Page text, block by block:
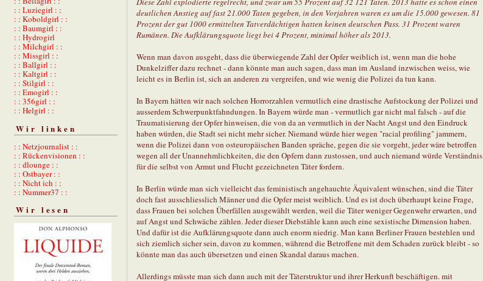
: : Luziegirl : :
: : Koboldgirl : :
: : Baumgirl : :
: : Hydrogirl
: : Milchgirl : :
: : Missgirl : :
: : Ballgirl : :
: : Kaltgirl : :
: : Stilgirl : :
: : Emogirl : :
: : 356girl : :
: : Helgirl : :
Wir linken
: : Netzjournalist : :
: : Rückenvisionen : :
: : dlounge : :
: : Ostbayer : :
: : Nicht ich : :
: : Nummer37 : :
Wir lesen
deutlichen Anstieg auf fast 21.000 Taten gegeben, in den Vorjahren waren es um die 15.000 gewesen. 81
Prozent der gut 1000 ermittelten Tatverdächtigen hatten keinen deutschen Pass. 31 Prozent waren
Rumänen. Die Aufklärungsquote liegt bei 4 Prozent, minimal höher als 2013.
Wenn man davon ausgeht, dass die überwiegende Zahl der Opfer weiblich ist, wenn man die hohe
Dunkelziffer dazu rechnet - dann könnte man auch sagen, dass man im Ausland inzwischen weiss, wie
leicht es in Berlin ist, sich an anderen zu vergreifen, und wie wenig die Polizei da tun kann.
In Bayern hätten wir nach solchen Horrorzahlen vermutlich eine drastische Aufstockung der Polizei und
ausserdem Schwerpunktfahndungen. In Bayern würde man - vermutlich gar nicht mal falsch - auf die
Traumatisierung der Opfer hinweisen, die von da an vermutlich in der Nacht Angst und den Eindruck
haben würden, die Stadt sei nicht mehr sicher. Niemand würde hier wegen "racial profiling" jammern,
wenn die Polizei dann von osteuropäischen Banden spräche, gegen die sie vorgeht, jeder wäre betroffen
wegen all der Unannehmlichkeiten, die den Opfern dann zustossen, und auch niemand würde Verständnis
für die selbst von Armut und Flucht gezeichneten Täter fordern.
In Berlin würde man sich vielleicht das feministisch angehauchte Äquivalent wünschen, sind die Täter
doch fast ausschliesslich Männer und die Opfer meist weiblich. Und es ist doch überhaupt keine Frage,
dass Frauen bei solchen Überfällen ausgewählt werden, weil die Täter weniger Gegenwehr erwarten, und
auf Angst und Schwäche zählen. Jeder dieser Diebstähle kann auch eine sexistische Dimension haben.
Und dafür ist die Aufklärungsquote dann auch enorm niedrig. Man kann Berliner Frauen bestehlen und
sich ziemlich sicher sein, davon zu kommen, während die Betroffene mit dem Schaden zurück bleibt - so
könnte man das auch übersetzen und einen Skandal daraus machen.
Allerdings müsste man sich dann auch mit der Täterstruktur und ihrer Herkunft beschäftigen. mit